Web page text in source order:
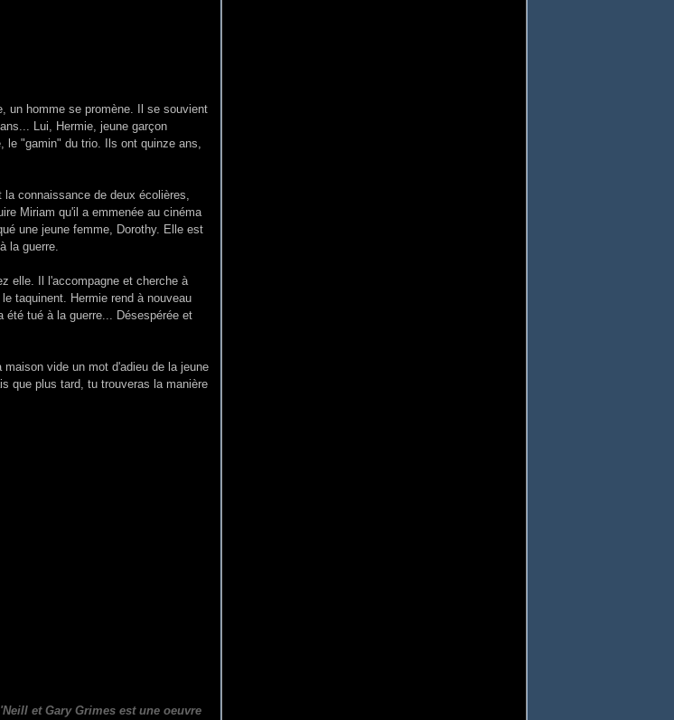
un homme se promène. Il se souvient
Lui, Hermie, jeune garçon
le "gamin" du trio. Ils ont quinze ans,
connaissance de deux écolières,
Miriam qu'il a emmenée au cinéma
une jeune femme, Dorothy. Elle est
la guerre.
elle. Il l'accompagne et cherche à
taquinent. Hermie rend à nouveau
été tué à la guerre... Désespérée et
vide un mot d'adieu de la jeune
que plus tard, tu trouveras la manière
et Gary Grimes est une oeuvre